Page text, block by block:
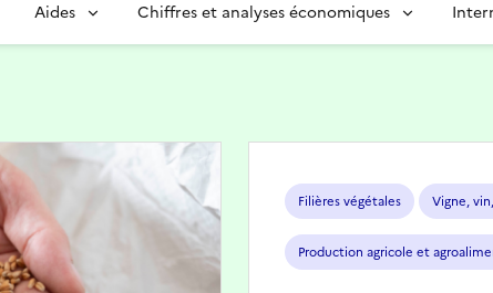
Aides Chiffres et analyses économiques
Filières végétales Vigne,
Production agricole et